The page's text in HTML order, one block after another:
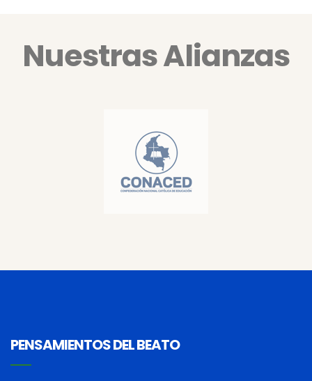
Nuestras Alianzas
PENSAMIENTOS DEL BEATO